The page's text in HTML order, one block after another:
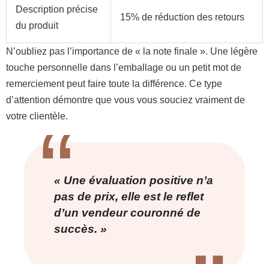
Description précise
du produit
15% de réduction des retours
N’oubliez pas l’importance de « la note finale ». Une légère
touche personnelle dans l’emballage ou un petit mot de
remerciement peut faire toute la différence. Ce type
d’attention démontre que vous vous souciez vraiment de
votre clientèle.
« Une évaluation positive n’a
pas de prix, elle est le reflet
d’un vendeur couronné de
succès. »